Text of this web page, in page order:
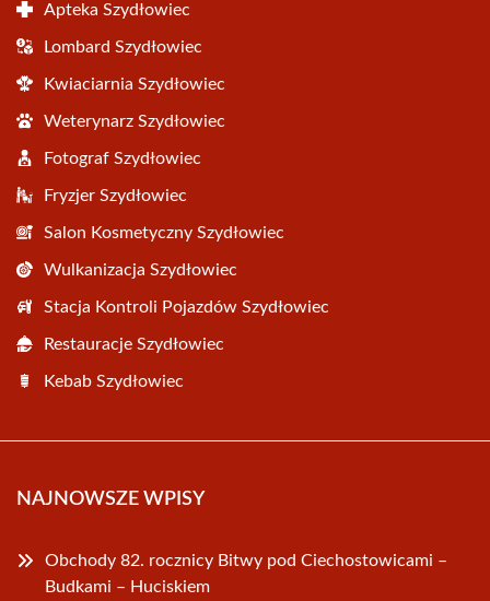
Apteka Szydłowiec
Lombard Szydłowiec
Kwiaciarnia Szydłowiec
Weterynarz Szydłowiec
Fotograf Szydłowiec
Fryzjer Szydłowiec
Salon Kosmetyczny Szydłowiec
Wulkanizacja Szydłowiec
Stacja Kontroli Pojazdów Szydłowiec
Restauracje Szydłowiec
Kebab Szydłowiec
NAJNOWSZE WPISY
Obchody 82. rocznicy Bitwy pod Ciechostowicami –
Budkami – Huciskiem